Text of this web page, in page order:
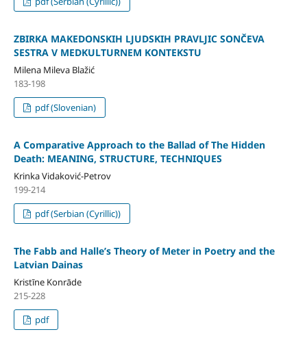
ZBIRKA MAKEDONSKIH LJUDSKIH PRAVLJIC SONČEVA
SESTRA V MEDKULTURNEM KONTEKSTU
Milena Mileva Blažić
183-198
pdf (Slovenian)
A Comparative Approach to the Ballad of The Hidden
Death: MEANING, STRUCTURE, TECHNIQUES
Krinka Vidaković-Petrov
199-214
pdf (Serbian (Cyrillic))
The Fabb and Halle’s Theory of Meter in Poetry and the
Latvian Dainas
Kristīne Konrāde
215-228
pdf